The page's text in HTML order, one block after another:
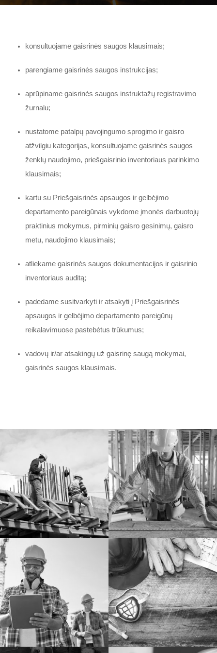
konsultuojame gaisrinės saugos klausimais;
parengiame gaisrinės saugos instrukcijas;
aprūpiname gaisrinės saugos instruktažų registravimo
žurnalu;
nustatome patalpų pavojingumo sprogimo ir gaisro
atžvilgiu kategorijas, konsultuojame gaisrinės saugos
ženklų naudojimo, priešgaisrinio inventoriaus parinkimo
klausimais;
kartu su Priešgaisrinės apsaugos ir gelbėjimo
departamento pareigūnais vykdome įmonės darbuotojų
praktinius mokymus, pirminių gaisro gesinimų, gaisro
metu, naudojimo klausimais;
atliekame gaisrinės saugos dokumentacijos ir gaisrinio
inventoriaus auditą;
padedame susitvarkyti ir atsakyti į Priešgaisrinės
apsaugos ir gelbėjimo departamento pareigūnų
reikalavimuose pastebėtus trūkumus;
vadovų ir/ar atsakingų už gaisrinę saugą mokymai,
gaisrinės saugos klausimais.